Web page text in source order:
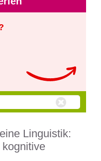
Linguistik: